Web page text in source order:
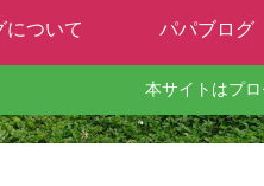
について パパブログ
本サイトはプ